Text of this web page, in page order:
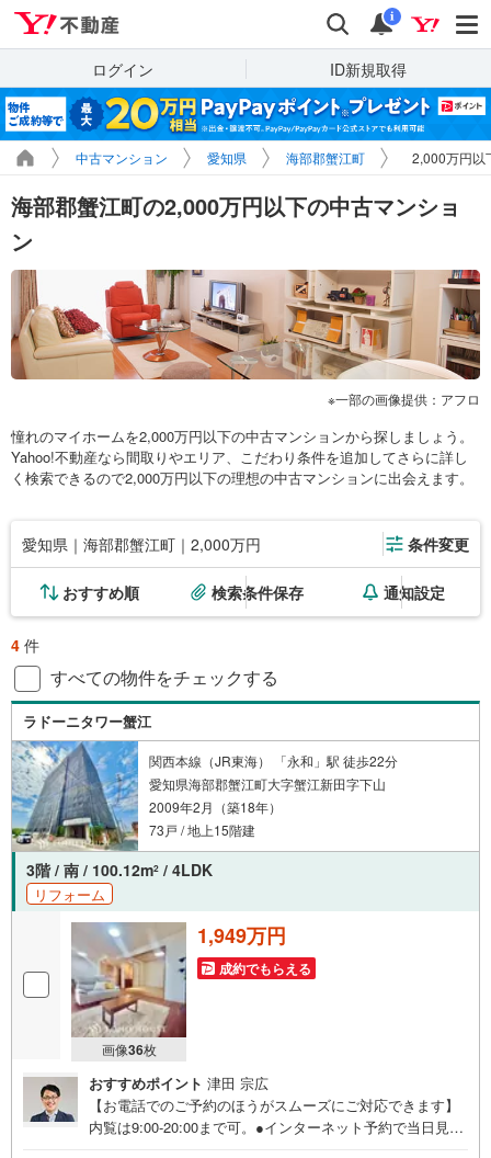
検索 通知
i
ログイン ID新規取得
中古マンション 愛知県 海部郡蟹江町 2,000万円以
海部郡蟹江町の2,000万円以下の中古マンショ
ン
一部の画像提供：アフロ
憧れのマイホームを2,000万円以下の中古マンションから探しましょう。
Yahoo!不動産なら間取りやエリア、こだわり条件を追加してさらに詳し
く検索できるので2,000万円以下の理想の中古マンションに出会えます。
愛知県｜海部郡蟹江町｜2,000万円 条件変更
おすすめ順 検索条件保存 通知設定
4 件
すべての物件をチェックする
ラドーニタワー蟹江
関西本線（JR東海） 「永和」駅 徒歩22分
愛知県海部郡蟹江町大字蟹江新田字下山
2009年2月（築18年）
73戸 / 地上15階建
3階 / 南 / 100.12m2 / 4LDK
リフォーム
画像36枚
1,949万円
成約でもらえる
おすすめポイント 津田 宗広
【お電話でのご予約のほうがスムーズにご対応できます】
内覧は9:00-20:00まで可。●インターネット予約で当日見学